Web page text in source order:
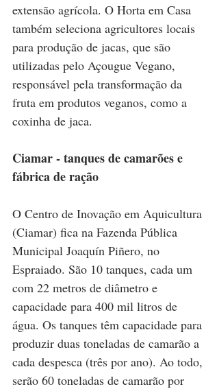
extensão agrícola. O Horta em Casa
também seleciona agricultores locais
para produção de jacas, que são
utilizadas pelo Açougue Vegano,
responsável pela transformação da
fruta em produtos veganos, como a
coxinha de jaca.
Ciamar - tanques de camarões e
fábrica de ração
O Centro de Inovação em Aquicultura
(Ciamar) fica na Fazenda Pública
Municipal Joaquín Piñero, no
Espraiado. São 10 tanques, cada um
com 22 metros de diâmetro e
capacidade para 400 mil litros de
água. Os tanques têm capacidade para
produzir duas toneladas de camarão a
cada despesca (três por ano). Ao todo,
serão 60 toneladas de camarão por